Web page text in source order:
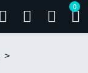
0
>